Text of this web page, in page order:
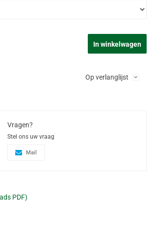
In winkelwagen
Op verlanglijst
Vragen?
Stel ons uw vraag
Mail
PDF)